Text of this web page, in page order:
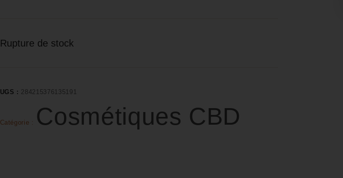
Rupture de stock
UGS : 284215376135191
Catégorie : Cosmétiques CBD